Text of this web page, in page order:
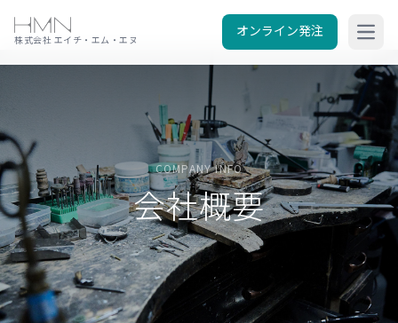
株式会社 エイチ・エム・エヌ
オンライン発注
メニ
COMPANY INFO
会社概要